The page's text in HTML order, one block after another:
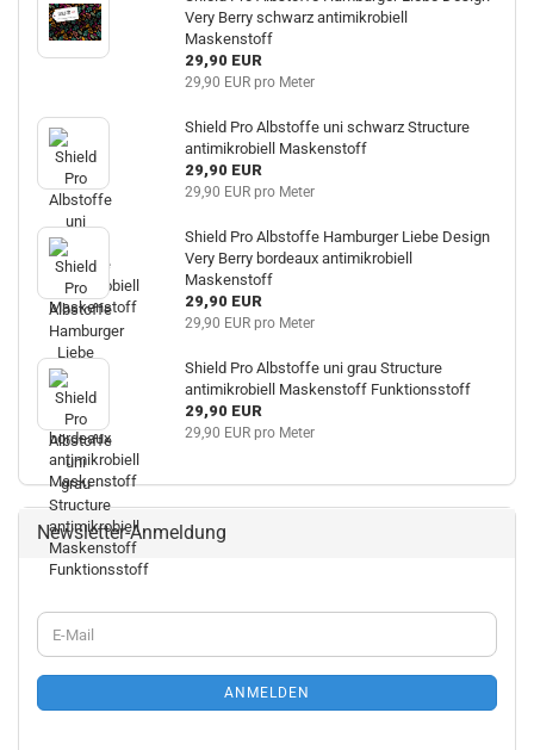
Very Berry schwarz antimikrobiell
Maskenstoff
29,90 EUR
29,90 EUR pro Meter
Shield Pro Albstoffe uni schwarz Structure
antimikrobiell Maskenstoff
29,90 EUR
29,90 EUR pro Meter
Shield Pro Albstoffe Hamburger Liebe Design
Very Berry bordeaux antimikrobiell
Maskenstoff
29,90 EUR
29,90 EUR pro Meter
Shield Pro Albstoffe uni grau Structure
antimikrobiell Maskenstoff Funktionsstoff
29,90 EUR
29,90 EUR pro Meter
Newsletter-Anmeldung
WEITER
ZUR
ANMELDUNG
E-
Mail
ANMELDEN